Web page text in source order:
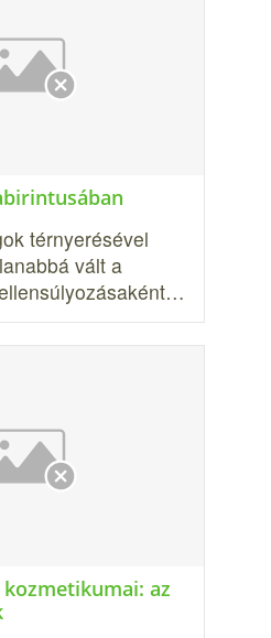
térnyerésével
vált a
az